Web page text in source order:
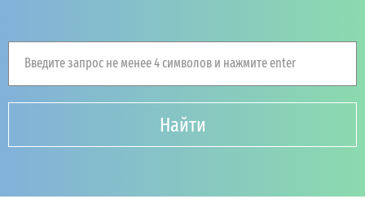
Введите запрос не менее 4 символов и нажмите enter
Найти